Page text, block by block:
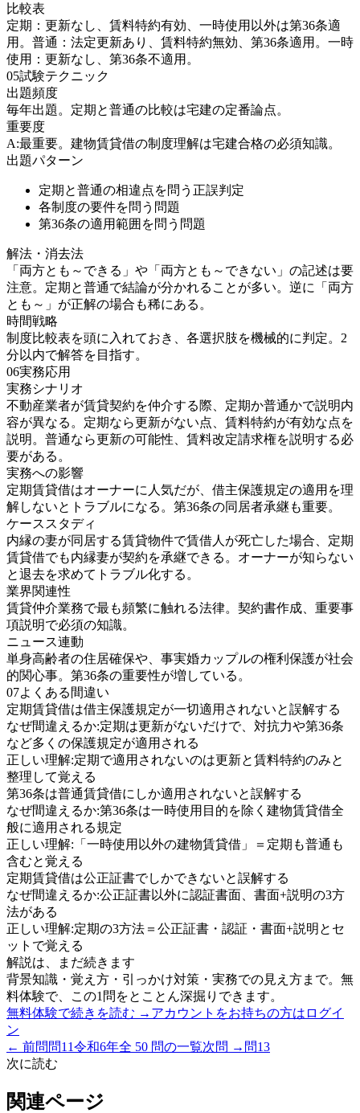
比較表
定期：更新なし、賃料特約有効、一時使用以外は第36条適
用。普通：法定更新あり、賃料特約無効、第36条適用。一時
使用：更新なし、第36条不適用。
05試験テクニック
出題頻度
毎年出題。定期と普通の比較は宅建の定番論点。
重要度
A:最重要。建物賃貸借の制度理解は宅建合格の必須知識。
出題パターン
定期と普通の相違点を問う正誤判定
各制度の要件を問う問題
第36条の適用範囲を問う問題
解法・消去法
「両方とも～できる」や「両方とも～できない」の記述は要
注意。定期と普通で結論が分かれることが多い。逆に「両方
とも～」が正解の場合も稀にある。
時間戦略
制度比較表を頭に入れておき、各選択肢を機械的に判定。2
分以内で解答を目指す。
06実務応用
実務シナリオ
不動産業者が賃貸契約を仲介する際、定期か普通かで説明内
容が異なる。定期なら更新がない点、賃料特約が有効な点を
説明。普通なら更新の可能性、賃料改定請求権を説明する必
要がある。
実務への影響
定期賃貸借はオーナーに人気だが、借主保護規定の適用を理
解しないとトラブルになる。第36条の同居者承継も重要。
ケーススタディ
内縁の妻が同居する賃貸物件で賃借人が死亡した場合、定期
賃貸借でも内縁妻が契約を承継できる。オーナーが知らない
と退去を求めてトラブル化する。
業界関連性
賃貸仲介業務で最も頻繁に触れる法律。契約書作成、重要事
項説明で必須の知識。
ニュース連動
単身高齢者の住居確保や、事実婚カップルの権利保護が社会
的関心事。第36条の重要性が増している。
07よくある間違い
定期賃貸借は借主保護規定が一切適用されないと誤解する
なぜ間違えるか:定期は更新がないだけで、対抗力や第36条
など多くの保護規定が適用される
正しい理解:定期で適用されないのは更新と賃料特約のみと
整理して覚える
第36条は普通賃貸借にしか適用されないと誤解する
なぜ間違えるか:第36条は一時使用目的を除く建物賃貸借全
般に適用される規定
正しい理解: 「一時使用以外の建物賃貸借」＝定期も普通も
含むと覚える
定期賃貸借は公正証書でしかできないと誤解する
なぜ間違えるか:公正証書以外に認証書面、書面+説明の3方
法がある
正しい理解:定期の3方法＝公正証書・認証・書面+説明とセ
ットで覚える
解説は、まだ続きます
背景知識・覚え方・引っかけ対策・実務での見え方まで。無
料体験で、この1問をとことん深掘りできます。
無料体験で続きを読む → アカウントをお持ちの方はログイ
ン
← 前問 問11令和6年全 50 問の一覧次問 → 問13
次に読む
関連ページ